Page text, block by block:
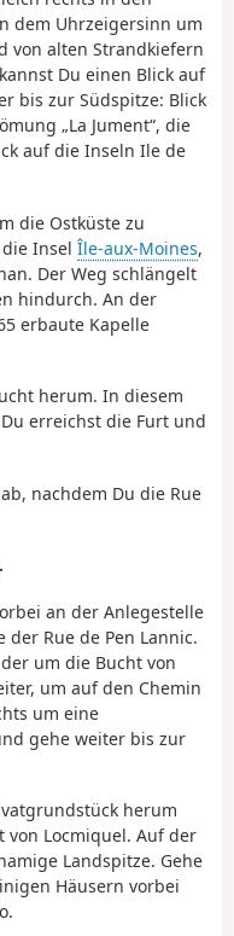
dem Uhrzeigersinn um
von alten Strandkiefern
Du einen Blick auf
bis zur Südspitze: Blick
„La Jument“, die
auf die Inseln Ile de
die Ostküste zu
Insel Île-aux-Moines,
Der Weg schlängelt
hindurch. An der
erbaute Kapelle
herum. In diesem
erreichst die Furt und
nachdem Du die Rue
an der Anlegestelle
Rue de Pen Lannic.
um die Bucht von
um auf den Chemin
um eine
gehe weiter bis zur
herum
Locmiquel. Auf der
Landspitze. Gehe
Häusern vorbei